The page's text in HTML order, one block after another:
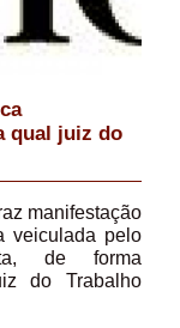
qual juiz do
manifestação
veiculada pelo
de forma
do Trabalho